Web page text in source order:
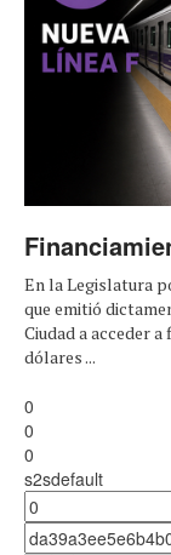
En la Legislatura
que emitió
Ciudad a acceder
dólares ...
0
0
0
s2sdefault